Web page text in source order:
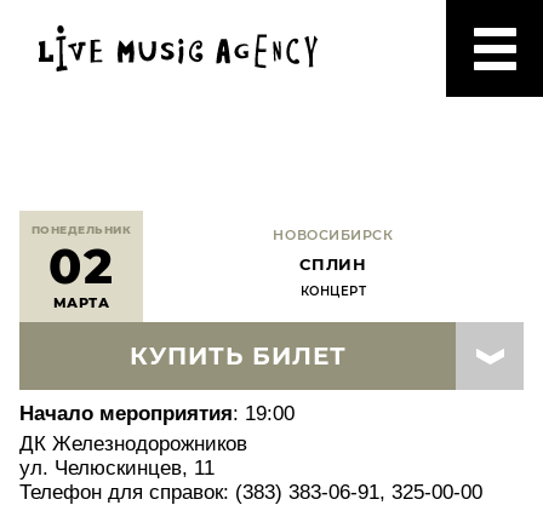
ПОНЕДЕЛЬНИК
02
МАРТА
НОВОСИБИРСК
СПЛИН
КОНЦЕРТ
КУПИТЬ БИЛЕТ
Начало мероприятия: 19:00
ДК Железнодорожников
ул. Челюскинцев, 11
Телефон для справок: (383) 383-06-91, 325-00-00